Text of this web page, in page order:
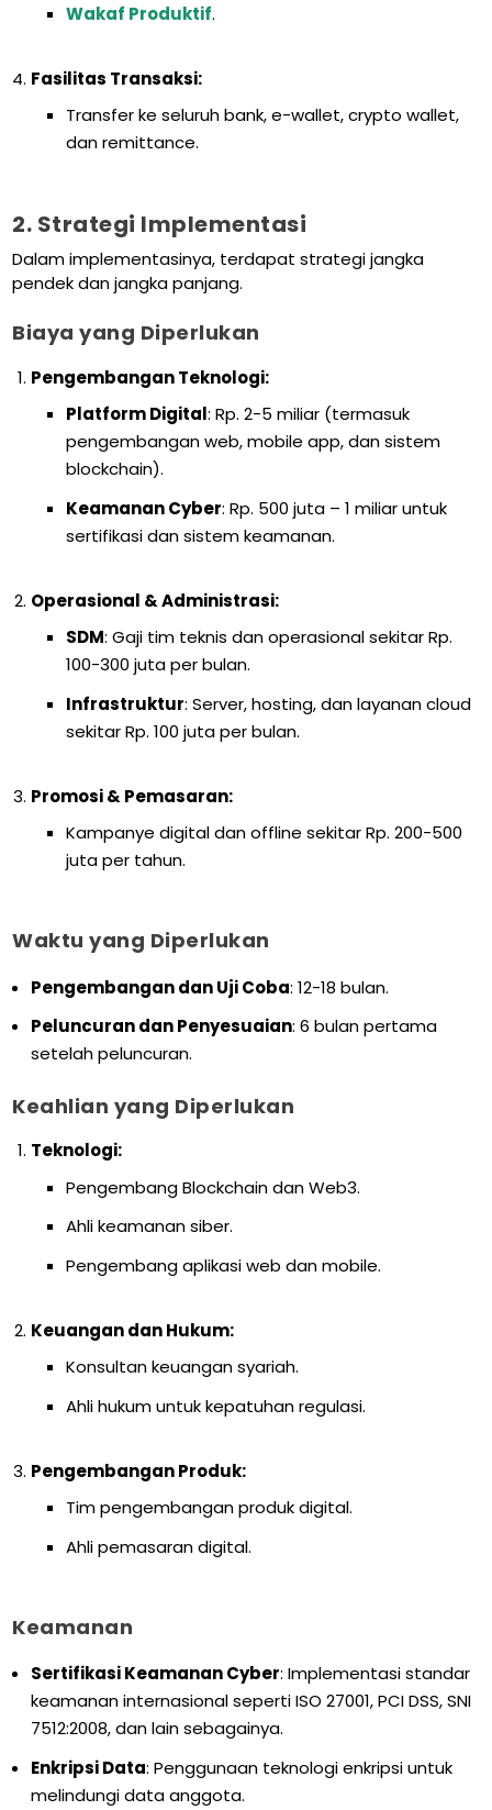
Wakaf Produktif.
Fasilitas Transaksi:
Transfer ke seluruh bank, e-wallet, crypto wallet,
dan remittance.
2. Strategi Implementasi
Dalam implementasinya, terdapat strategi jangka
pendek dan jangka panjang.
Biaya yang Diperlukan
Pengembangan Teknologi:
Platform Digital: Rp. 2-5 miliar (termasuk
pengembangan web, mobile app, dan sistem
blockchain).
Keamanan Cyber: Rp. 500 juta – 1 miliar untuk
sertifikasi dan sistem keamanan.
Operasional & Administrasi:
SDM: Gaji tim teknis dan operasional sekitar Rp.
100-300 juta per bulan.
Infrastruktur: Server, hosting, dan layanan cloud
sekitar Rp. 100 juta per bulan.
Promosi & Pemasaran:
Kampanye digital dan offline sekitar Rp. 200-500
juta per tahun.
Waktu yang Diperlukan
Pengembangan dan Uji Coba: 12-18 bulan.
Peluncuran dan Penyesuaian: 6 bulan pertama
setelah peluncuran.
Keahlian yang Diperlukan
Teknologi:
Pengembang Blockchain dan Web3.
Ahli keamanan siber.
Pengembang aplikasi web dan mobile.
Keuangan dan Hukum:
Konsultan keuangan syariah.
Ahli hukum untuk kepatuhan regulasi.
Pengembangan Produk:
Tim pengembangan produk digital.
Ahli pemasaran digital.
Keamanan
Sertifikasi Keamanan Cyber: Implementasi standar
keamanan internasional seperti ISO 27001, PCI DSS, SNI
7512:2008, dan lain sebagainya.
Enkripsi Data: Penggunaan teknologi enkripsi untuk
melindungi data anggota.